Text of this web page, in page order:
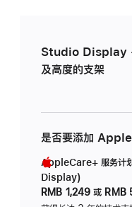
Studio Display -
及高度的支架
是否要添加
AppleCare+ 服务计
Display)
RMB 1,249 或 RMB